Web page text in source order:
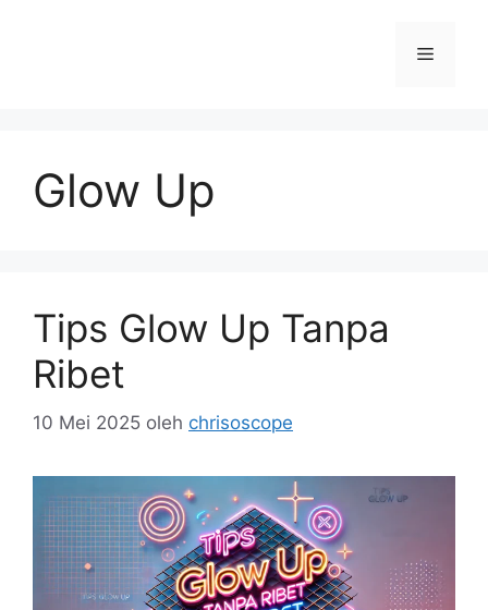
Menu
Glow Up
Tips Glow Up Tanpa
Ribet
10 Mei 2025 oleh chrisoscope